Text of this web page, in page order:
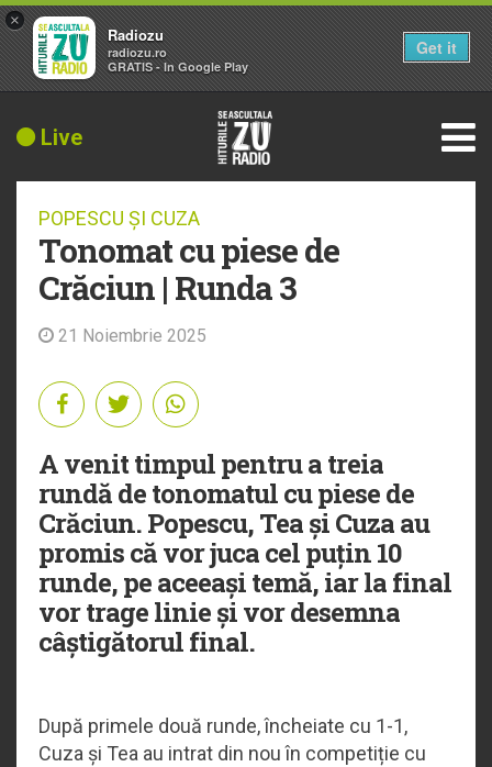
Live
POPESCU ȘI CUZA
Tonomat cu piese de
Crăciun | Runda 3
21 Noiembrie 2025
A venit timpul pentru a treia
rundă de tonomatul cu piese de
Crăciun. Popescu, Tea și Cuza au
promis că vor juca cel puțin 10
runde, pe aceeași temă, iar la final
vor trage linie și vor desemna
câștigătorul final.
După primele două runde, încheiate cu 1-1,
Cuza și Tea au intrat din nou în competiție cu
×
Radiozu
radiozu.ro
GRATIS - In Google Play
Get it